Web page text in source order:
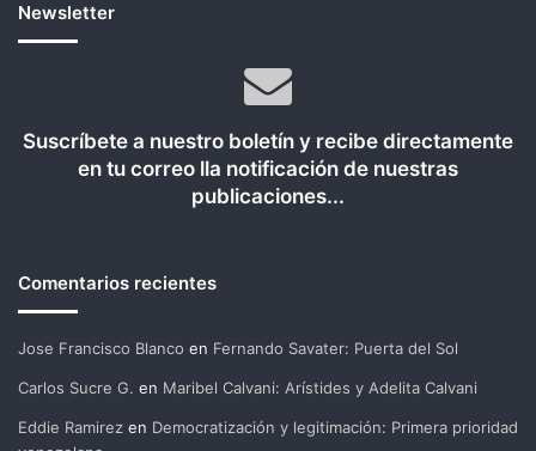
Newsletter
Suscríbete a nuestro boletín y recibe directamente
en tu correo lla notificación de nuestras
publicaciones...
Comentarios recientes
Jose Francisco Blanco en Fernando Savater: Puerta del Sol
Carlos Sucre G. en Maribel Calvani: Arístides y Adelita Calvani
Eddie Ramirez en Democratización y legitimación: Primera prioridad